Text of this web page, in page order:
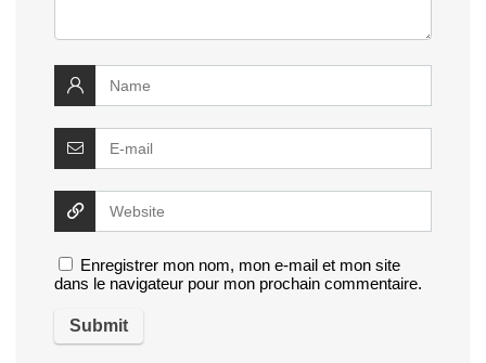
Enregistrer mon nom, mon e-mail et mon site
dans le navigateur pour mon prochain commentaire.